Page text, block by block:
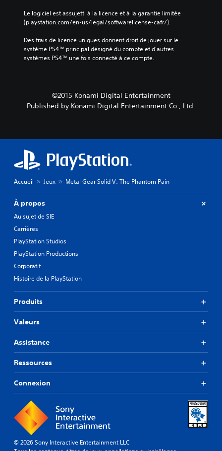
Le logiciel est assujetti à la licence et à la garantie limitée
(playstation.com/en-us/legal/softwarelicense-cafr/).
Des frais de licence uniques donnent droit de jouer sur le
système PS4™ principal désigné du compte et d'autres
systèmes PS4™ une fois connecté à ce compte.
©2015 Konami Digital Entertainment
Published by Konami Digital Entertainment Co., Ltd.
Accueil Jeux Metal Gear Solid V: The Phantom Pain
À propos
Au sujet de SIE
Carrières
PlayStation Studios
PlayStation Productions
Corporatif
Histoire de la PlayStation
Produits
Valeurs
Assistance
Ressources
Connexion
© 2026 Sony Interactive Entertainment LLC